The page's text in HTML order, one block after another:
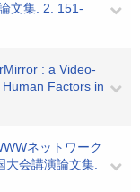
文集. 2. 151-
: a Video-
Factors in
ネットワーク
会講演論文集.